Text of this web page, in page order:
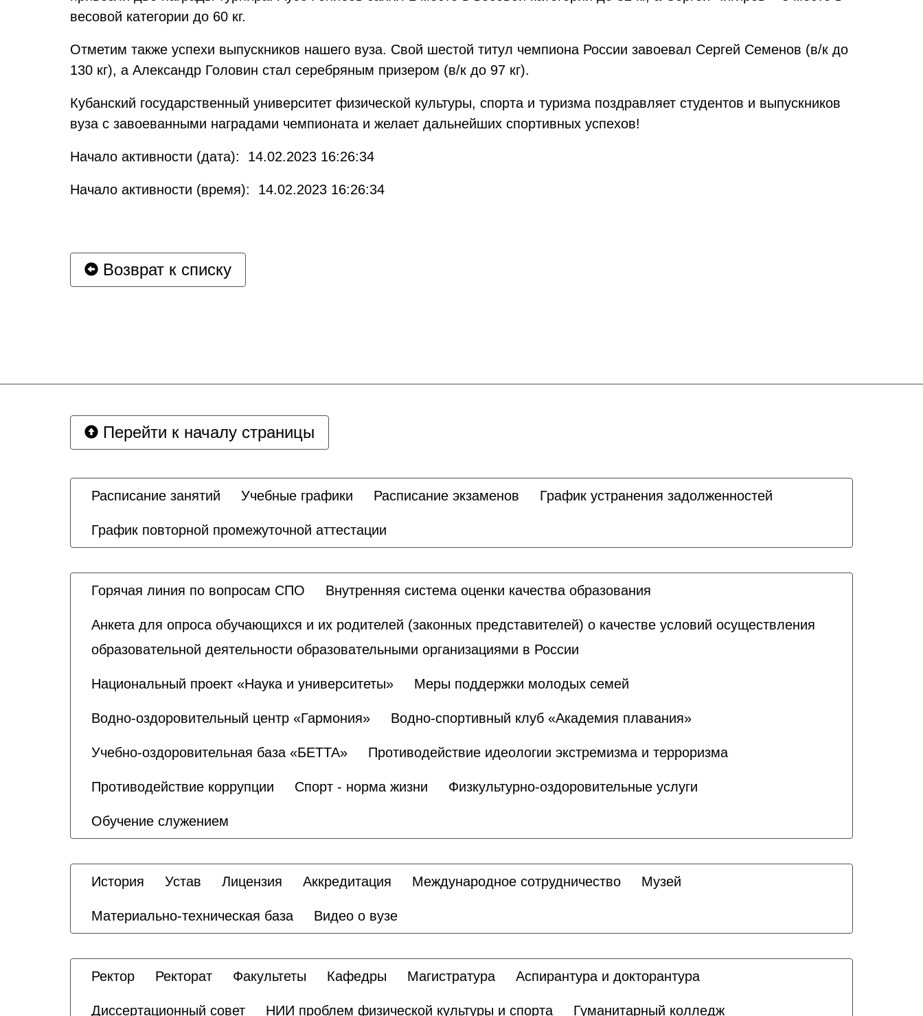
весовой категории до 60 кг.
Отметим также успехи выпускников нашего вуза. Свой шестой титул чемпиона России завоевал Сергей Семенов (в/к до
130 кг), а Александр Головин стал серебряным призером (в/к до 97 кг).
Кубанский государственный университет физической культуры, спорта и туризма поздравляет студентов и выпускников
вуза с завоеванными наградами чемпионата и желает дальнейших спортивных успехов!
Начало активности (дата): 14.02.2023 16:26:34
Начало активности (время): 14.02.2023 16:26:34
Возврат к списку
Перейти к началу страницы
Расписание занятий Учебные графики Расписание экзаменов График устранения задолженностей
График повторной промежуточной аттестации
Горячая линия по вопросам СПО Внутренняя система оценки качества образования
Анкета для опроса обучающихся и их родителей (законных представителей) о качестве условий осуществления
образовательной деятельности образовательными организациями в России
Национальный проект «Наука и университеты» Меры поддержки молодых семей
Водно-оздоровительный центр «Гармония» Водно-спортивный клуб «Академия плавания»
Учебно-оздоровительная база «БЕТТА» Противодействие идеологии экстремизма и терроризма
Противодействие коррупции Спорт - норма жизни Физкультурно-оздоровительные услуги
Обучение служением
История Устав Лицензия Аккредитация Международное сотрудничество Музей
Материально-техническая база Видео о вузе
Ректор Ректорат Факультеты Кафедры Магистратура Аспирантура и докторантура
Диссертационный совет НИИ проблем физической культуры и спорта Гуманитарный колледж